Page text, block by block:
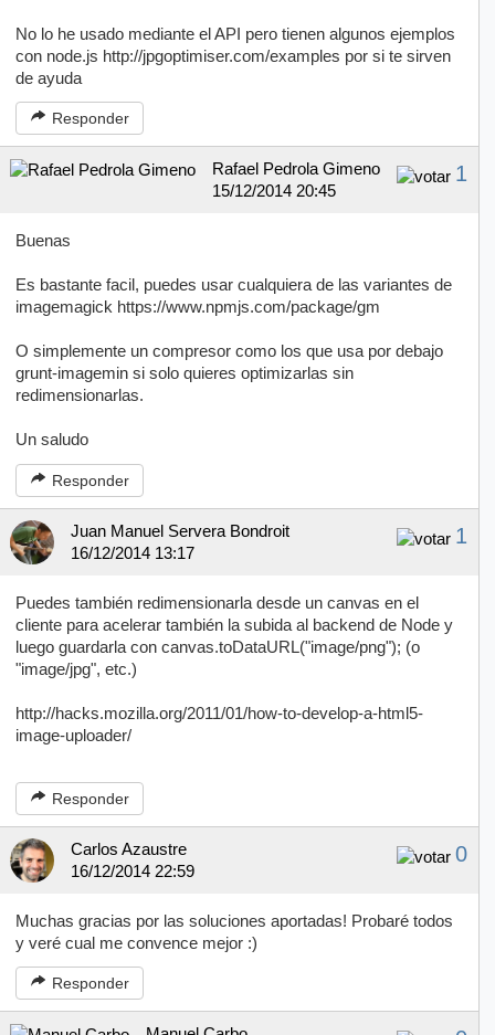
No lo he usado mediante el API pero tienen algunos ejemplos
con node.js http://jpgoptimiser.com/examples por si te sirven
de ayuda
Responder
1
Rafael Pedrola Gimeno
15/12/2014 20:45
Buenas
Es bastante facil, puedes usar cualquiera de las variantes de
imagemagick https://www.npmjs.com/package/gm
O simplemente un compresor como los que usa por debajo
grunt-imagemin si solo quieres optimizarlas sin
redimensionarlas.
Un saludo
Responder
1
Juan Manuel Servera Bondroit
16/12/2014 13:17
Puedes también redimensionarla desde un canvas en el
cliente para acelerar también la subida al backend de Node y
luego guardarla con canvas.toDataURL("image/png"); (o
"image/jpg", etc.)
http://hacks.mozilla.org/2011/01/how-to-develop-a-html5-
image-uploader/
Responder
0
Carlos Azaustre
16/12/2014 22:59
Muchas gracias por las soluciones aportadas! Probaré todos
y veré cual me convence mejor :)
Responder